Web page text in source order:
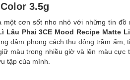
3.5g
cơn sốt nho nhỏ với những tín đồ
Lâu Phai 3CE Mood Recipe Matte
đậm phong cách thu đông trầm ấm,
màu trong nhiều giờ và lên màu
tập của mình.